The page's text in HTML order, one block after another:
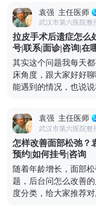
常护理，再根据自身
高效地对抗法令纹。
术的问题，可以去官
小红薯）预约面诊，详
比如剥离的层次、提
别，不是所有整形医
案例。有经验的医生
案例，而且得是完整
精修图。通过案例能
是偏自然款还是偏精
术后疤痕是否隐蔽、
的一点是沟通。好的
构做定制方案。另外
生会在术后每天了解
不是做完手术就不管
花点时间选对医生，
MCR复合提升术的问
号、百家号、小红薯
袁强 主任医师
武汉市第六医院整
拉皮手术后遗症怎么
号|联系|面诊|咨询|在
其实这个问题我每天
床角度，跟大家好好
能遇到的情况，也说
大部分人术后只有轻
息，个别敏感体质觉
缓解，不会持续太久
那种“皮笑肉不笑”的
表层皮肤，没处理深
术这样的正规拉皮，
肪、肌肉这些层次都
免这种不自然的状态
袁强 主任医师
武汉市第六医院整
怎样改善面部松弛？
预约|如何挂号|咨询
随着年龄增长，面部
题，后台问怎么改善
度分类，给大家推荐